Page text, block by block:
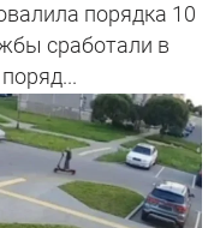
порядка 10
сработали в